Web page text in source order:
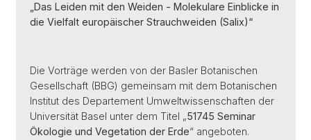
„Das Leiden mit den Weiden - Molekulare Einblicke in
die Vielfalt europäischer Strauchweiden (Salix)“
Die Vorträge werden von der Basler Botanischen
Gesellschaft (BBG) gemeinsam mit dem Botanischen
Institut des Departement Umwelt­wissenschaften der
Universität Basel unter dem Titel „51745 Seminar
Ökologie und Vegetation der Erde“ angeboten.